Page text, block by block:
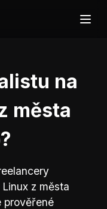
na
města
z města
prověřené